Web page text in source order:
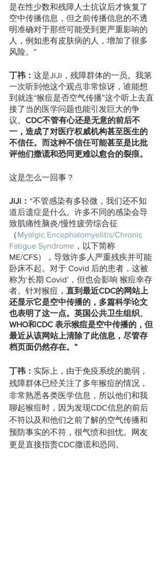
是在性少数和残障人士抗议后才恢复了
空中传播信息，但之前传播信息的不透
明准确对于那些可能受到更严重影响的
人，例如患有皮肤病的人，增加了很多
风险。”
丁祎： 这是JiJi，残障群体的一员。我第
一次听到他这个观点非常惊讶，谁能想
到就连“猴痘是否空气传播”这个听上去直
接了当的医学问题也能引发巨大的争
议。 CDC不管有心还是无意的前后不
一，造成了对医疗权威机构甚至医生的
不信任。而这种不信任可能甚至是比批
评他们撒谎和恐同更难以愈合的裂痕。
这是怎么一回事？
JiJi： “不管感染有多轻微，我们还不知
道后遗症是什么。许多不同的感染会导
致肌痛性脑炎/慢性疲劳综合征
（Myalgic Encephalomyelitis/Chronic
Fatigue Syndrome ，以下简称
ME/CFS），导致许多人严重残疾并可能
卧床不起。对于 Covid 后的患者，这被
称为‘长期 Covid’，但也会影响 猴痘幸存
者。针对猴痘， 直到最近CDC的网站上
还显示它是空中传播的，多篇科学论文
也表明了这一点。英国公共卫生组织、
WHO和CDC 表示猴痘是空中传播的，但
最近从该网站上清除了此信息，尽管存
档页面仍然存在。”
丁祎： 实际上，由于免疫系统的脆弱，
残障群体已经关注了多年猴痘的情况，
非常熟悉各类医学信息，所以他们和我
聊起猴痘时，因为发现CDC信息的前后
不符以及和他们之前了解的空气传播和
预防事实的不符，很气愤和担忧。网友
更是直接指责CDC撒谎和恐同。